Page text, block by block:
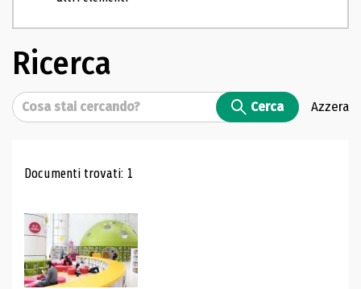
Ricerca
Cerca Cerca Azzera
Risultati di ricerca
Documenti trovati: 1